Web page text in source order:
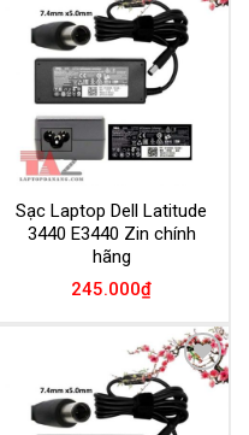
Add to
Wishlist
Sạc Laptop Dell Latitude
3440 E3440 Zin chính
hãng
245.000₫
Add to
Wishlist